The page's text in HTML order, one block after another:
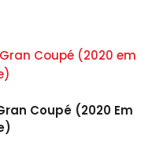
Coupé (2020 Em